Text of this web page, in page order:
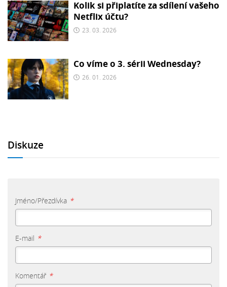
Kolik si připlatíte za sdílení vašeho
Netflix účtu?
23. 03. 2026
Co víme o 3. sérii Wednesday?
26. 01. 2026
Diskuze
Jméno/Přezdívka *
E-mail *
Komentář *